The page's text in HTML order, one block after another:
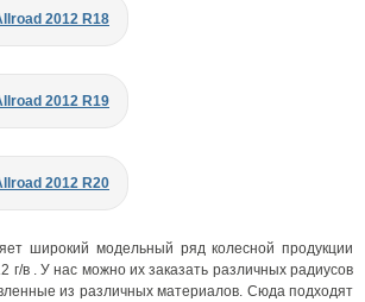
2012 R18
2012 R19
2012 R20
широкий модельный ряд колесной продукции
г/в . У нас можно их заказать различных радиусов
из различных материалов. Сюда подходят